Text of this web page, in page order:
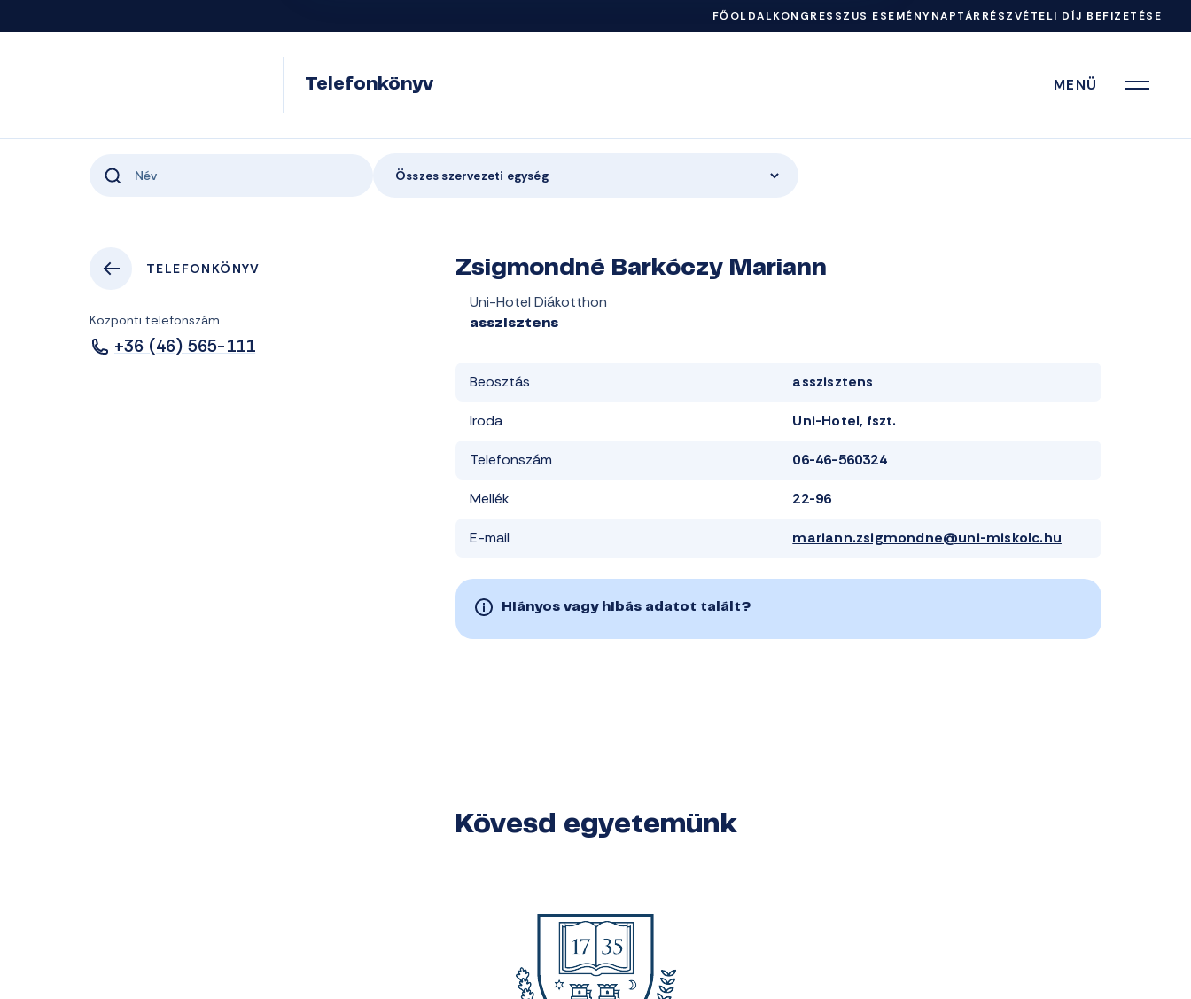
FŐOLDALKONGRESSZUS ESEMÉNYNAPTÁRRÉSZVÉTELI DÍJ BEFIZETÉSE
Telefonkönyv MENÜ
Összes szervezeti egység
TELEFONKÖNYV
Központi telefonszám
+36 (46) 565-111
Zsigmondné Barkóczy Mariann
Uni-Hotel Diákotthon
asszisztens
Beosztás asszisztens
Iroda Uni-Hotel, fszt.
Telefonszám 06-46-560324
Mellék 22-96
E-mail mariann.zsigmondne@uni-miskolc.hu
Hiányos vagy hibás adatot talált?
Kövesd egyetemünk